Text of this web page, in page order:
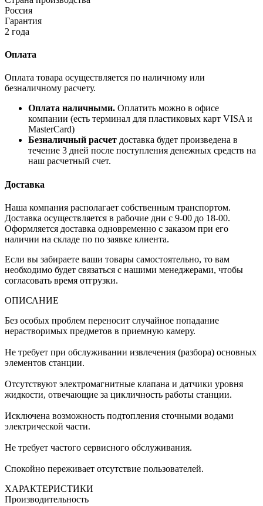
Россия
Гарантия
2 года
Оплата
Оплата товара осуществляется по наличному или
безналичному расчету.
Оплата наличными. Оплатить можно в офисе
компании (есть терминал для пластиковых карт VISA и
MasterCard)
Безналичный расчет доставка будет произведена в
течение 3 дней после поступления денежных средств на
наш расчетный счет.
Доставка
Наша компания располагает собственным транспортом.
Доставка осуществляется в рабочие дни с 9-00 до 18-00.
Оформляется доставка одновременно с заказом при его
наличии на складе по по заявке клиента.
Если вы забираете ваши товары самостоятельно, то вам
необходимо будет связаться с нашими менеджерами, чтобы
согласовать время отгрузки.
ОПИСАНИЕ
Без особых проблем переносит случайное попадание
нерастворимых предметов в приемную камеру.
Не требует при обслуживании извлечения (разбора) основных
элементов станции.
Отсутствуют электромагнитные клапана и датчики уровня
жидкости, отвечающие за цикличность работы станции.
Исключена возможность подтопления сточными водами
электрической части.
Не требует частого сервисного обслуживания.
Спокойно переживает отсутствие пользователей.
ХАРАКТЕРИСТИКИ
Производительность